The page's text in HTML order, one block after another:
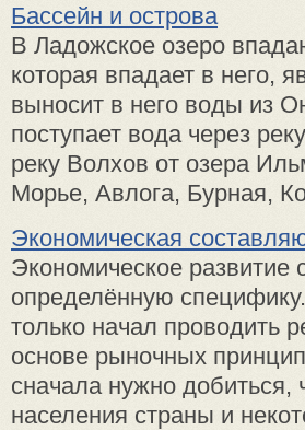
Бассейн и острова
В Ладожское озеро
которая впадает в него,
выносит в него воды из
поступает вода через
реку Волхов от озера
Морье, Авлога, Бурная,
Экономическая
Экономическое развитие
определённую
только начал проводить
основе рыночных
сначала нужно добиться,
населения страны и